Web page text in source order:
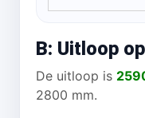
B: Uitloop
De uitloop is
2800 mm.